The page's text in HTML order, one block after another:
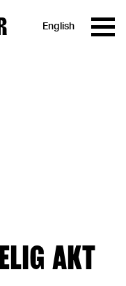
English
AKT